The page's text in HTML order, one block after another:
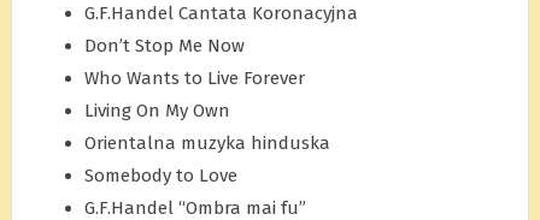
G.F.Handel Cantata Koronacyjna
Don’t Stop Me Now
Who Wants to Live Forever
Living On My Own
Orientalna muzyka hinduska
Somebody to Love
G.F.Handel “Ombra mai fu”